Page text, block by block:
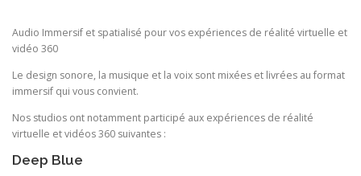
Audio Immersif et spatialisé pour vos expériences de réalité virtuelle et
vidéo 360
Le design sonore, la musique et la voix sont mixées et livrées au format
immersif qui vous convient.
Nos studios ont notamment participé aux expériences de réalité
virtuelle et vidéos 360 suivantes :
Deep Blue